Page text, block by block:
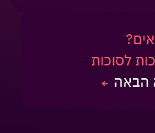
לסוכות
הבאה